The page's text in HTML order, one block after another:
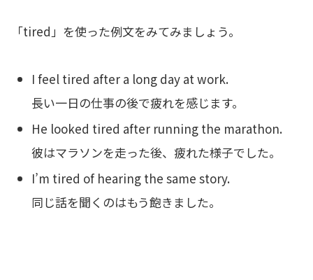
「tired」を使った例文をみてみましょう。
I feel tired after a long day at work.
長い一日の仕事の後で疲れを感じます。
He looked tired after running the marathon.
彼はマラソンを走った後、疲れた様子でした。
I’m tired of hearing the same story.
同じ話を聞くのはもう飽きました。